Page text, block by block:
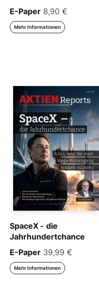
E-Paper 8,90 €
Mehr Informationen
SpaceX - die
Jahrhundertchance
E-Paper 39,99 €
Mehr Informationen